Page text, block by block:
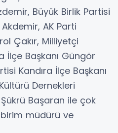
Büyük Birlik Partisi
AK Parti
Çakır, Milliyetçi
İlçe Başkanı Güngör
Kandıra İlçe Başkanı
Dernekleri
Başaran ile çok
müdürü ve